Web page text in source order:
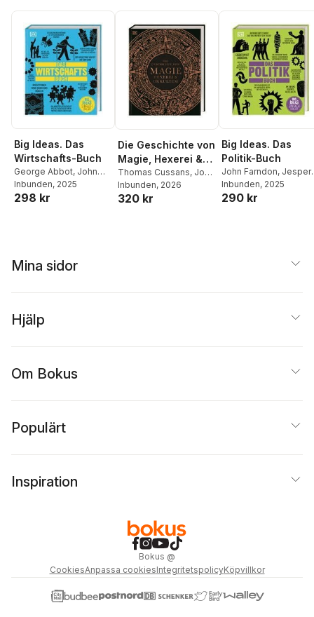
Big Ideas. Das
Wirtschafts-Buch
George Abbot, John
Farndon,Frank
Kennedy
Inbunden, 2025
298 kr
Die Geschichte von
Magie, Hexerei &
Okkultem
Thomas Cussans, John
Farndon,Ann Kay
Parker,DK Verlag
Inbunden, 2026
320 kr
Big Ideas. Das
Politik-Buch
John Farndon, Jesper
Johnsøn,A. S. Hodson
Niall Kishtainy
Inbunden, 2025
290 kr
Mina sidor
Hjälp
Om Bokus
Populärt
Inspiration
Bokus @
CookiesAnpassa cookiesIntegritetspolicyKöpvillkor